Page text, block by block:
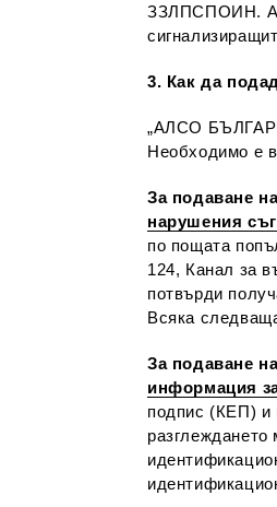
ЗЗЛПСПОИН.
3. Как да
„АЛСО
Необходимо е
За подаване
нарушения
по пощата
124, Канал за
потвърди
Всяка
За подаване
информация
подпис (КЕП) и